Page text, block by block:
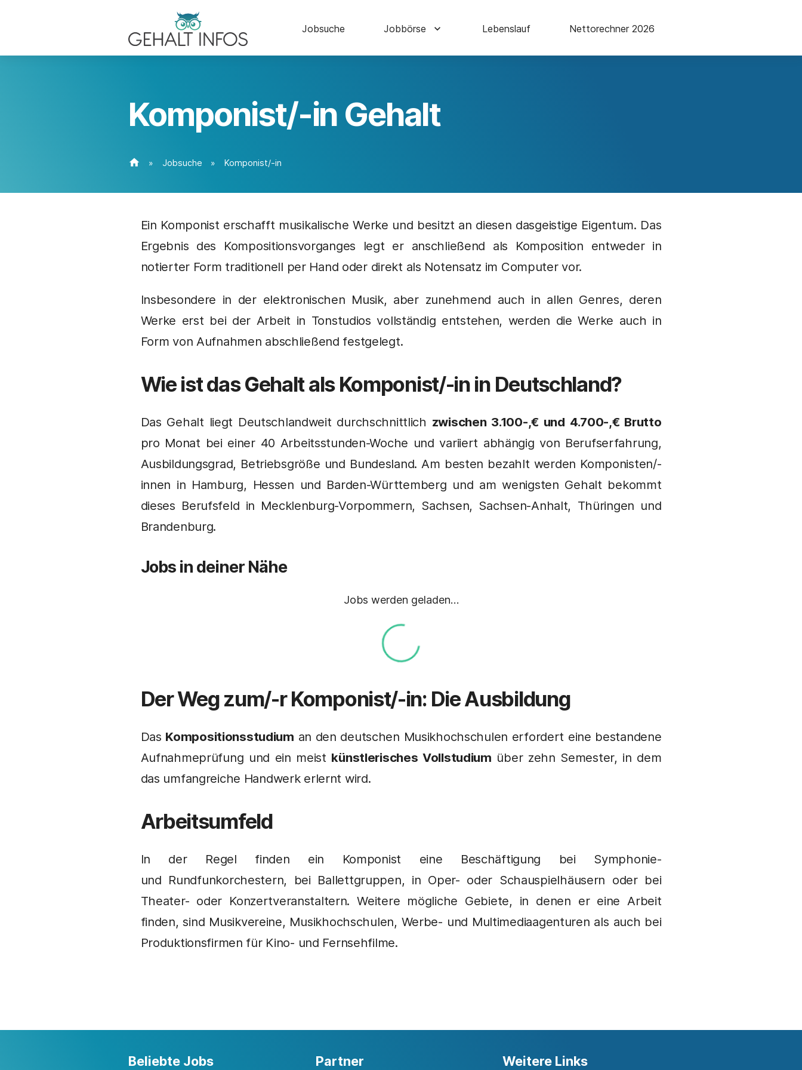
Jobsuche Jobbörse Lebenslauf Nettorechner 2026
Komponist/-in Gehalt
home » Jobsuche » Komponist/-in
Ein Komponist erschafft musikalische Werke und besitzt an diesen dasgeistige Eigentum. Das
Ergebnis des Kompositionsvorganges legt er anschließend als Komposition entweder in
notierter Form traditionell per Hand oder direkt als Notensatz im Computer vor.
Insbesondere in der elektronischen Musik, aber zunehmend auch in allen Genres, deren
Werke erst bei der Arbeit in Tonstudios vollständig entstehen, werden die Werke auch in
Form von Aufnahmen abschließend festgelegt.
Wie ist das Gehalt alsKomponist/-in in Deutschland?
Das Gehalt liegt Deutschlandweit durchschnittlich zwischen 3.100-,€ und 4.700-,€ Brutto
pro Monat bei einer 40 Arbeitsstunden-Woche und variiert abhängig von Berufserfahrung,
Ausbildungsgrad, Betriebsgröße und Bundesland. Am besten bezahlt werden Komponisten/-
innen in Hamburg, Hessen und Barden-Württemberg und am wenigsten Gehalt bekommt
dieses Berufsfeld in Mecklenburg-Vorpommern, Sachsen, Sachsen-Anhalt, Thüringen und
Brandenburg.
Jobs in deiner Nähe
Jobs werden geladen…
Der Weg zum/-rKomponist/-in: Die Ausbildung
Das Kompositionsstudium an den deutschen Musikhochschulen erfordert eine bestandene
Aufnahmeprüfung und ein meist künstlerisches Vollstudium über zehn Semester, in dem
das umfangreiche Handwerk erlernt wird.
Arbeitsumfeld
In der Regel finden ein Komponist eine Beschäftigung bei Symphonie-
und Rundfunkorchestern, bei Ballettgruppen, in Oper- oder Schauspielhäusern oder bei
Theater- oder Konzertveranstaltern. Weitere mögliche Gebiete, in denen er eine Arbeit
finden, sind Musikvereine, Musikhochschulen, Werbe- und Multimediaagenturen als auch bei
Produktionsfirmen für Kino- und Fernsehfilme.
Beliebte Jobs Partner Weitere Links